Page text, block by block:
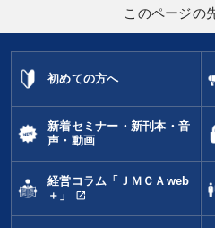
このページの
初めての方へ
新着セミナー・新刊本・音
声・動画
経営コラム「ＪＭＣＡweb
＋」
open_in_new